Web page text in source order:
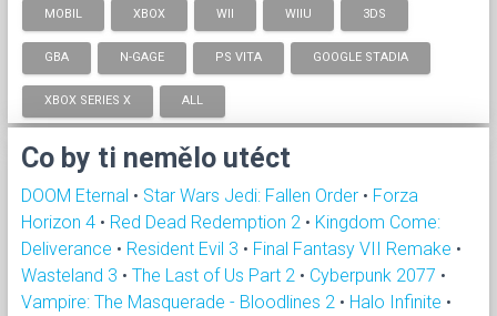
MOBIL XBOX WII WIIU 3DS
GBA N-GAGE PS VITA GOOGLE STADIA
XBOX SERIES X ALL
Co by ti nemělo utéct
DOOM Eternal • Star Wars Jedi: Fallen Order • Forza
Horizon 4 • Red Dead Redemption 2 • Kingdom Come:
Deliverance • Resident Evil 3 • Final Fantasy VII Remake •
Wasteland 3 • The Last of Us Part 2 • Cyberpunk 2077 •
Vampire: The Masquerade - Bloodlines 2 • Halo Infinite •